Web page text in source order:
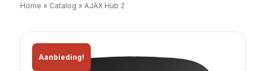
Home » Catalog » AJAX Hub 2
Aanbieding!